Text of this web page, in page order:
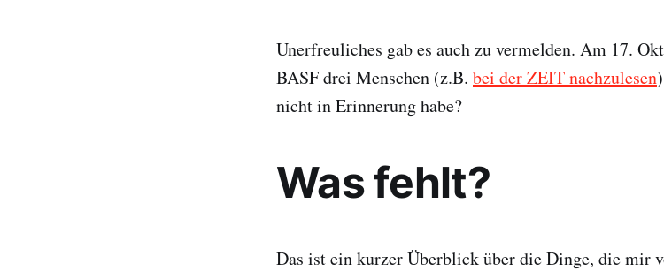
Unerfreuliches gab es auch zu vermelden. Am 17.
BASF drei Menschen (z.B. bei der ZEIT nachzulesen
nicht in Erinnerung habe?
Was fehlt?
Das ist ein kurzer Überblick über die Dinge, die mir